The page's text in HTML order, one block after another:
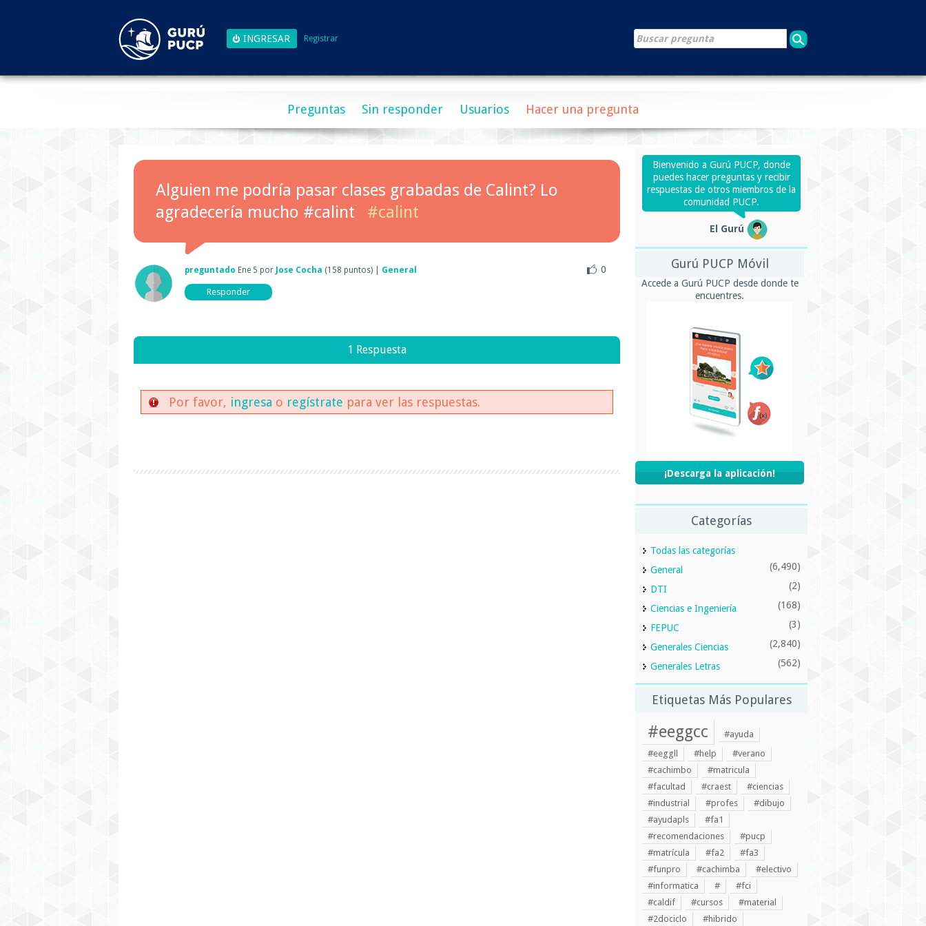
Registrar
Preguntas Sin responder Usuarios Hacer una pregunta
Alguien me podría pasar clases grabadas de Calint? Lo
agradecería mucho #calint
#calint
0
preguntado Ene 5 por Jose Cocha (158 puntos) General
1 Respuesta
Por favor, ingresa o regístrate para ver las respuestas.
Bienvenido a Gurú PUCP, donde
puedes hacer preguntas y recibir
respuestas de otros miembros de la
comunidad PUCP.
El Gurú
Gurú PUCP Móvil
Accede a Gurú PUCP desde donde te
encuentres.
¡Descarga la aplicación!
Categorías
Todas las categorías
General
(6,490)
DTI (2)
Ciencias e Ingeniería (168)
FEPUC (3)
Generales Ciencias (2,840)
Generales Letras (562)
Etiquetas Más Populares
#eeggcc
#ayuda
#eeggll
#help
#verano
#cachimbo
#matricula
#facultad
#craest
#ciencias
#industrial
#profes
#dibujo
#ayudapls
#fa1
#recomendaciones
#pucp
#matrícula
#fa2
#fa3
#funpro
#cachimba
#electivo
#informatica
#
#fci
#caldif
#cursos
#material
#2dociclo
#hibrido